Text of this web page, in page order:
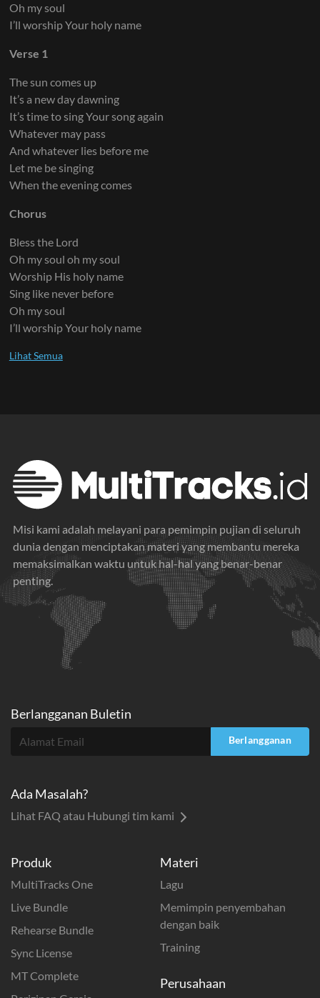
Oh my soul
I’ll worship Your holy name
Verse 1
The sun comes up
It’s a new day dawning
It’s time to sing Your song again
Whatever may pass
And whatever lies before me
Let me be singing
When the evening comes
Chorus
Bless the Lord
Oh my soul oh my soul
Worship His holy name
Sing like never before
Oh my soul
I’ll worship Your holy name
Misi kami adalah melayani para pemimpin pujian di seluruh
dunia dengan menciptakan materi yang membantu mereka
memaksimalkan waktu untuk hal-hal yang benar-benar
penting.
Produk
MultiTracks One
Live Bundle
Rehearse Bundle
Sync License
MT Complete
Materi
Lagu
Memimpin penyembahan
dengan baik
Training
Perusahaan
Berlangganan Buletin
Berlangganan
Ada Masalah?
Lihat FAQ atau Hubungi tim kami